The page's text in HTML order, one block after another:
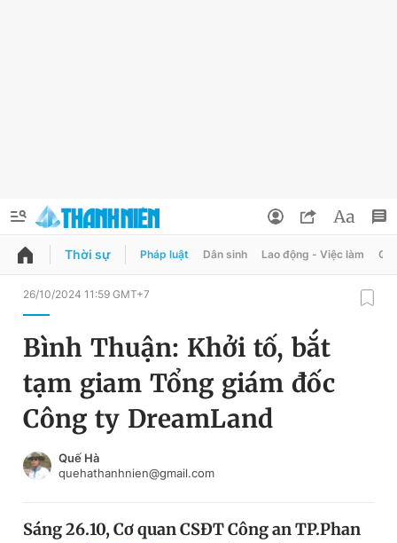
QUẢNG CÁO
Chuyên mục
Chuyên mục khác
Chào ngày mới
Đổi mật khẩu
Tin đã lưu
Tin đã xem
Đăng xuất
Thời sự Pháp luật Dân sinh Lao động - Việc làm
26/10/2024 11:59 GMT+7
Bình Thuận: Khởi tố, bắt
tạm giam Tổng giám đốc
Công ty DreamLand
Quế Hà
quehathanhnien@gmail.com
Sáng 26.10, Cơ quan CSĐT Công an TP.Phan